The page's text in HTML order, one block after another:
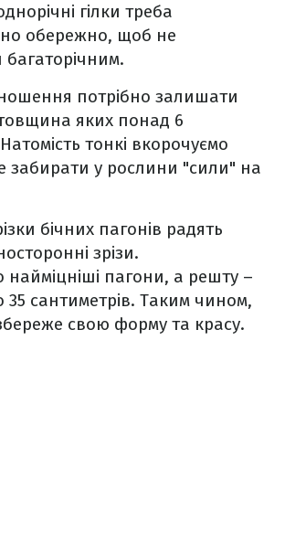
гілки треба
обережно, щоб не
потрібно залишати
яких понад 6
Натомість тонкі вкорочуємо
забирати у рослини "сили" на
бічних пагонів радять
зрізи.
пагони, а решту –
35 сантиметрів. Таким чином,
свою форму та красу.